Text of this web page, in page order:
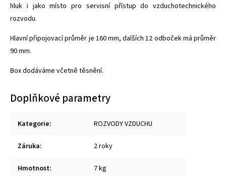
hluk i jako místo pro servisní přístup do vzduchotechnického
rozvodu.
Hlavní připojovací průměr je 160 mm, dalších 12 odboček má průměr
90 mm.
Box dodáváme včetně těsnění.
Doplňkové parametry
Kategorie: ROZVODY VZDUCHU
Záruka: 2 roky
Hmotnost: 7 kg